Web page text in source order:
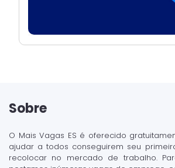
Sobre
O Mais Vagas ES é oferecido
ajudar a todos conseguirem seu
recolocar no mercado de trabalho.